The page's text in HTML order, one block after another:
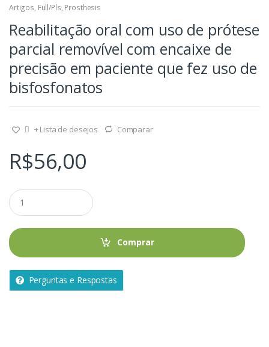
Artigos, Full/Pls, Prosthesis
Reabilitação oral com uso de prótese
parcial removível com encaixe de
precisão em paciente que fez uso de
bisfosfonatos
+ Lista de desejos Comparar
R$56,00
Q
u
a
t
i
a
e
Comprar
Perguntas e Respostas